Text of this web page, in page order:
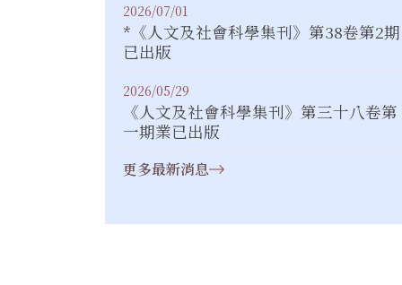
2026/07/01
*《人文及社會科學集刊》第38卷第2期
已出版
2026/05/29
《人文及社會科學集刊》第三十八卷第
一期業已出版
更多最新消息